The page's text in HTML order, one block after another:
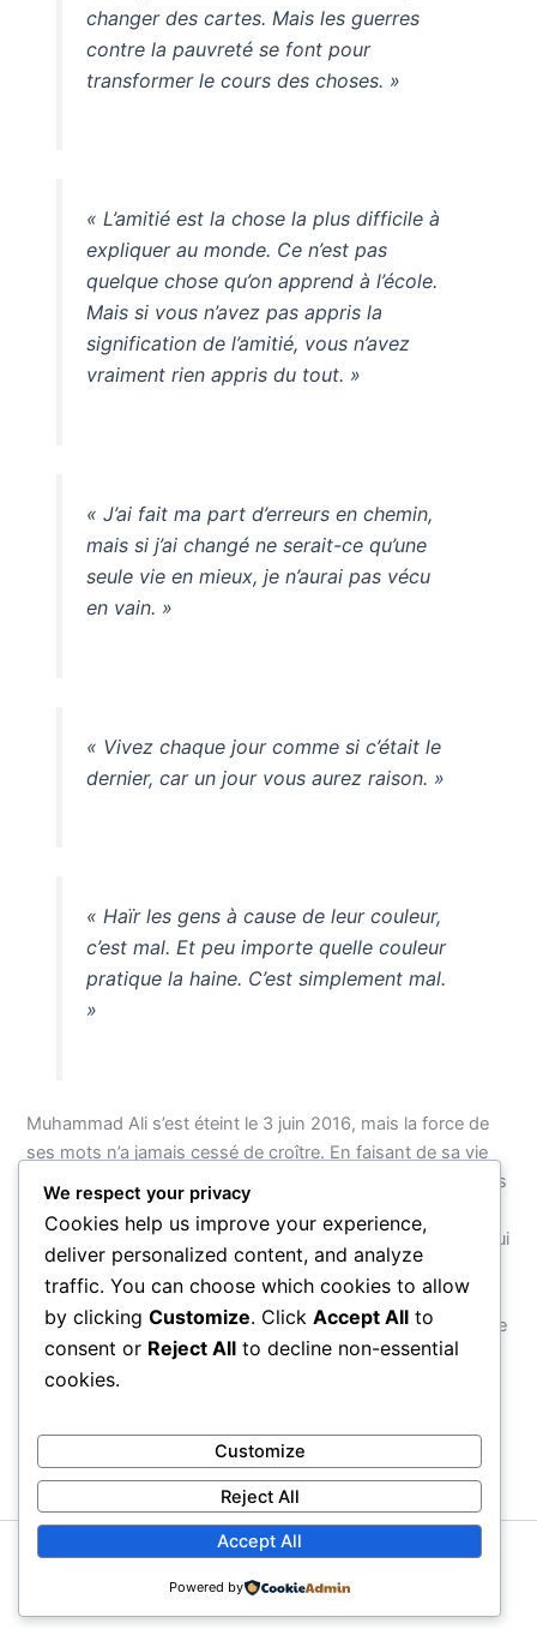
changer des cartes. Mais les guerres
contre la pauvreté se font pour
transformer le cours des choses. »
« L’amitié est la chose la plus difficile à
expliquer au monde. Ce n’est pas
quelque chose qu’on apprend à l’école.
Mais si vous n’avez pas appris la
signification de l’amitié, vous n’avez
vraiment rien appris du tout. »
« J’ai fait ma part d’erreurs en chemin,
mais si j’ai changé ne serait-ce qu’une
seule vie en mieux, je n’aurai pas vécu
en vain. »
« Vivez chaque jour comme si c’était le
dernier, car un jour vous aurez raison. »
« Haïr les gens à cause de leur couleur,
c’est mal. Et peu importe quelle couleur
pratique la haine. C’est simplement mal.
»
Muhammad Ali s’est éteint le 3 juin 2016, mais la force de
ses mots n’a jamais cessé de croître. En faisant de sa vie
entière — de son nom à ses combats, de sa foi à son refus
d’obéir à une guerre injuste — un acte de résistance
cohérent, il a montré que le véritable courage n’est pas celui
que l’on exerce dans une arène, mais celui que l’on
manifeste face au monde. Ses citations survivront parce
qu’elles ne parlent pas d’un homme : elles parlent de ce que
chaque être humain peut choisir d’être.
PRÉCÉDENT SUIVANT
Copyright © 2026 Proverbial
We respect your privacy
Cookies help us improve your experience,
deliver personalized content, and analyze
traffic. You can choose which cookies to allow
by clicking Customize. Click Accept All to
consent or Reject All to decline non-essential
cookies.
Customize
Reject All
Accept All
Powered by